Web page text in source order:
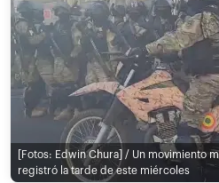
[Fotos: Edwin Chura] / Un movimiento
registró la tarde de este miércoles